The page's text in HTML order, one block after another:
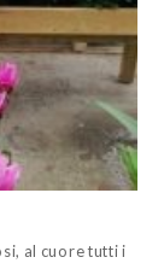
al cuore tutti i